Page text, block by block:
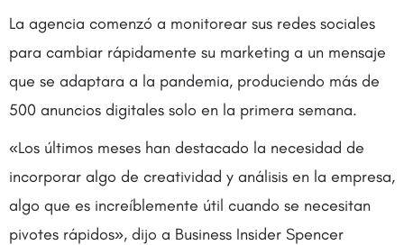
La agencia comenzó a monitorear sus redes sociales
para cambiar rápidamente su marketing a un mensaje
que se adaptara a la pandemia, produciendo más de
500 anuncios digitales solo en la primera semana.
«Los últimos meses han destacado la necesidad de
incorporar algo de creatividad y análisis en la empresa,
algo que es increíblemente útil cuando se necesitan
pivotes rápidos», dijo a Business Insider Spencer